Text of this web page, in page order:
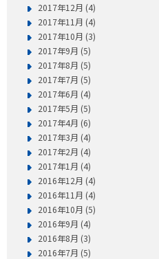
2017年12月 (4)
2017年11月 (4)
2017年10月 (3)
2017年9月 (5)
2017年8月 (5)
2017年7月 (5)
2017年6月 (4)
2017年5月 (5)
2017年4月 (6)
2017年3月 (4)
2017年2月 (4)
2017年1月 (4)
2016年12月 (4)
2016年11月 (4)
2016年10月 (5)
2016年9月 (4)
2016年8月 (3)
2016年7月 (5)